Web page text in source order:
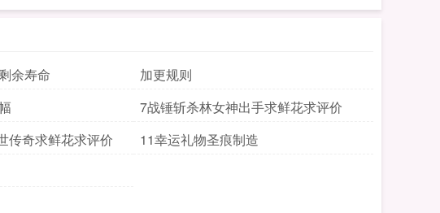
余寿命
加更规则
7战锤斩杀林女神出手求鲜花求评价
传奇求鲜花求评价
11幸运礼物圣痕制造